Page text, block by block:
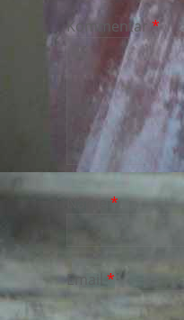
Kommentar*
Name*
Email *